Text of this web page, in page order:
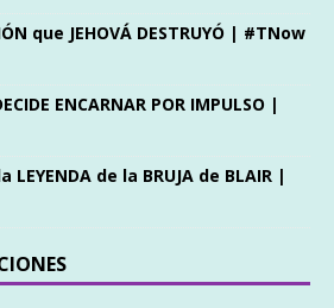
que JEHOVÁ DESTRUYÓ | #TNow
ENCARNAR POR IMPULSO |
LEYENDA de la BRUJA de BLAIR |